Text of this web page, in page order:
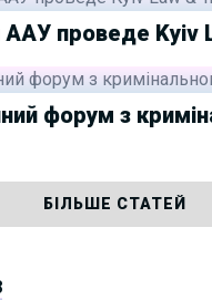
ААУ проведе Kyiv
форум з
БІЛЬШЕ СТАТЕЙ